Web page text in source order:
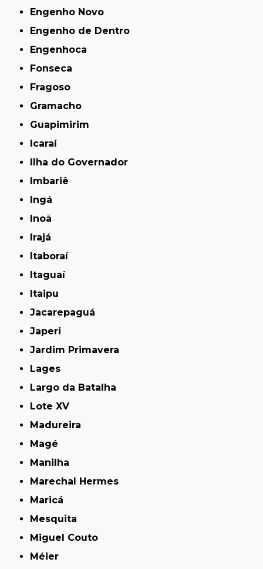
Engenho Novo
Engenho de Dentro
Engenhoca
Fonseca
Fragoso
Gramacho
Guapimirim
Icaraí
Ilha do Governador
Imbariê
Ingá
Inoã
Irajá
Itaboraí
Itaguaí
Itaipu
Jacarepaguá
Japeri
Jardim Primavera
Lages
Largo da Batalha
Lote XV
Madureira
Magé
Manilha
Marechal Hermes
Maricá
Mesquita
Miguel Couto
Méier